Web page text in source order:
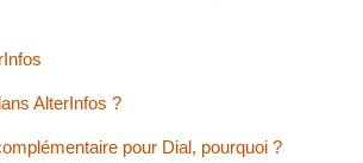
AlterInfos ?
pour Dial, pourquoi ?